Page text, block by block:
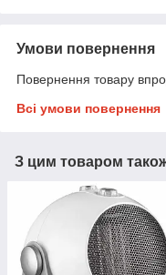
Умови повернення
Повернення товару
Всі умови повернення
З цим товаром